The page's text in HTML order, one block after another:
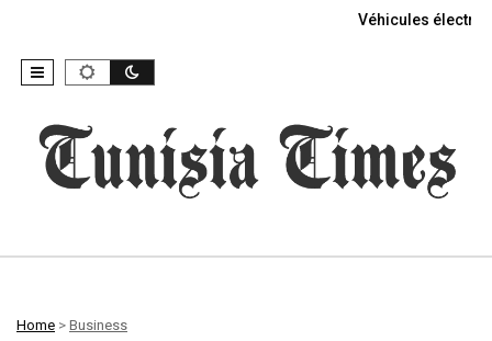
Véhicules
Home > Business